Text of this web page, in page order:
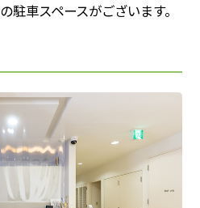
駐車スペースがございます。